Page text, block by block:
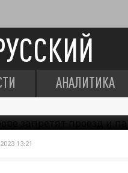
АНАЛИТИКА
13:21